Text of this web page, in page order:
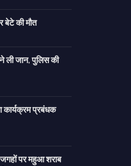
बेटे की मौत
ली जान, पुलिस की
कार्यक्रम प्रबंधक
जगहों पर महुआ शराब